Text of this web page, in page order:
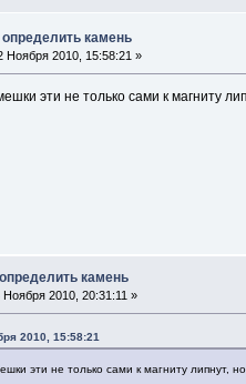
камень
Ноября 2010, 15:58:21 »
эти не только сами к магниту
камень
Ноября 2010, 20:31:11 »
2010, 15:58:21
эти не только сами к магниту липнут,